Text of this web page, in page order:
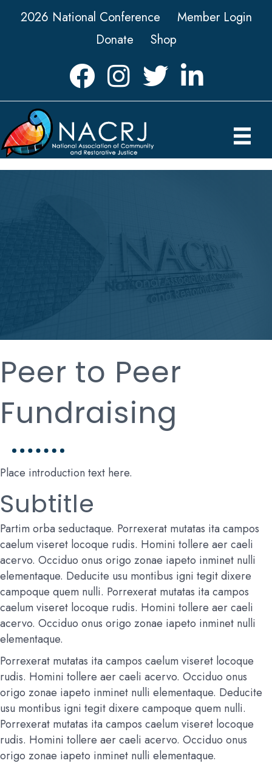
2026 National Conference
Member Login
Donate
Shop
FacebookInstagramTwitter LinkedIn icon
Peer to Peer
Fundraising
Place introduction text here.
Subtitle
Partim orba seductaque. Porrexerat mutatas ita campos
caelum viseret locoque rudis. Homini tollere aer caeli
acervo. Occiduo onus origo zonae iapeto inminet nulli
elementaque. Deducite usu montibus igni tegit dixere
campoque quem nulli. Porrexerat mutatas ita campos
caelum viseret locoque rudis. Homini tollere aer caeli
acervo. Occiduo onus origo zonae iapeto inminet nulli
elementaque.
Porrexerat mutatas ita campos caelum viseret locoque
rudis. Homini tollere aer caeli acervo. Occiduo onus
origo zonae iapeto inminet nulli elementaque. Deducite
usu montibus igni tegit dixere campoque quem nulli.
Porrexerat mutatas ita campos caelum viseret locoque
rudis. Homini tollere aer caeli acervo. Occiduo onus
origo zonae iapeto inminet nulli elementaque.